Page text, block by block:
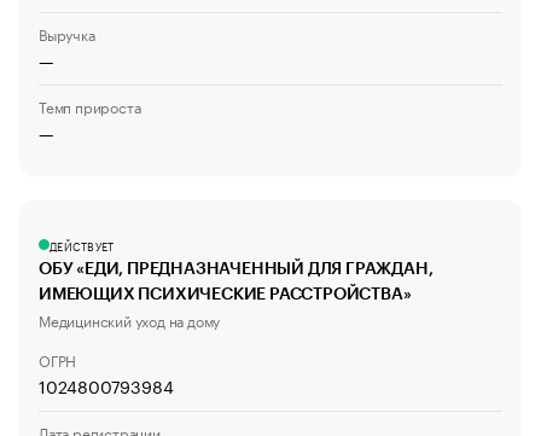
Выручка
—
Темп прироста
—
ДЕЙСТВУЕТ
ОБУ «ЕДИ, ПРЕДНАЗНАЧЕННЫЙ ДЛЯ ГРАЖДАН,
ИМЕЮЩИХ ПСИХИЧЕСКИЕ РАССТРОЙСТВА»
Медицинский уход на дому
ОГРН
1024800793984